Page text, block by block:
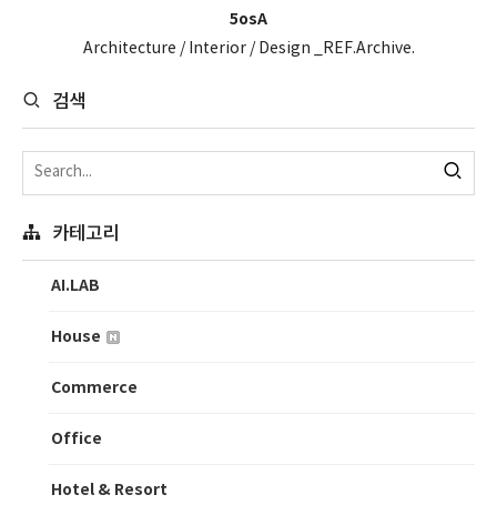
5osA
Architecture / Interior / Design _REF.Archive.
검색
카테고리
AI.LAB
House
Commerce
Office
Hotel & Resort